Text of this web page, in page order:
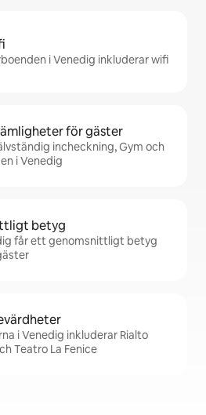
i Venedig inkluderar wifi
för gäster
incheckning, Gym och
i Venedig
betyg
får ett genomsnittligt betyg
i Venedig inkluderar Rialto
Teatro La Fenice